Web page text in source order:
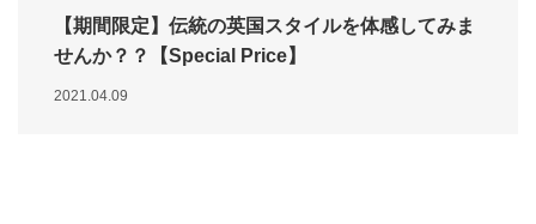
【期間限定】伝統の英国スタイルを体感してみま
せんか？？【Special Price】
2021.04.09